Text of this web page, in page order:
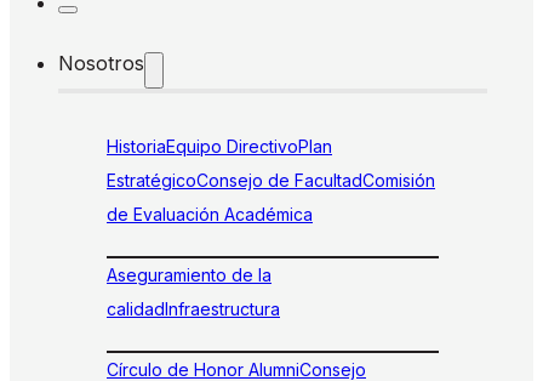
Nosotros
HistoriaEquipo DirectivoPlan
EstratégicoConsejo de FacultadComisión
de Evaluación Académica
Aseguramiento de la
calidadInfraestructura
Círculo de Honor AlumniConsejo